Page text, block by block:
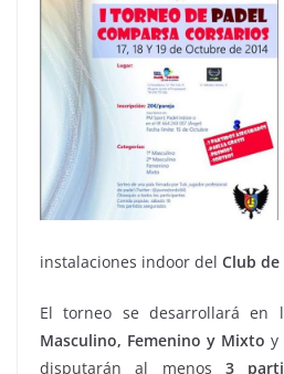
instalaciones indoor del Club de
El torneo se desarrollará en
Masculino, Femenino y Mixto y
disputarán al menos 3